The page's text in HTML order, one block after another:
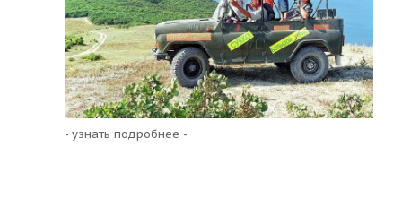
- узнать подробнее -